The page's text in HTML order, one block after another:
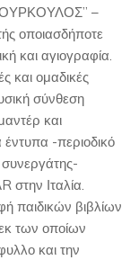
ΚΟΥΡΚΟΥΛΟΣ” –
οποιασδήποτε
και αγιογραφία.
και ομαδικές
σύνθεση
και
-περιοδικό
στην Ιταλία.
παιδικών βιβλίων
των οποίων
και την